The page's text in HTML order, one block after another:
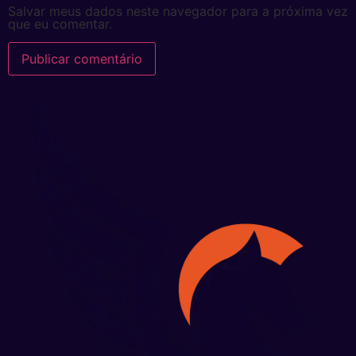
Salvar meus dados neste navegador para a próxima vez
que eu comentar.